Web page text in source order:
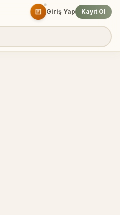
Giriş Yap Kayıt Ol